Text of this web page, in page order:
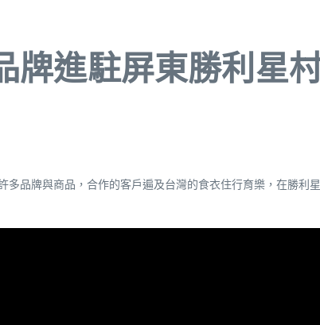
牌進駐屏東勝利星
品牌與商品，合作的客戶遍及台灣的食衣住行育樂，在勝利